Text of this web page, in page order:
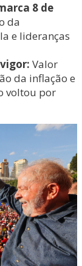
8 de
da
e lideranças
Valor
da inflação e
voltou por